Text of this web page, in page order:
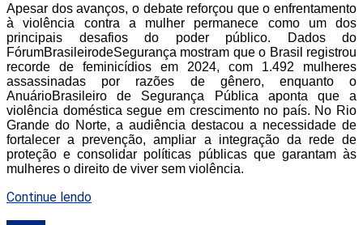
Apesar dos avanços, o debate reforçou que o enfrentamento
à violência contra a mulher permanece como um dos
principais desafios do poder público. Dados do
FórumBrasileirodeSegurança mostram que o Brasil registrou
recorde de feminicídios em 2024, com 1.492 mulheres
assassinadas por razões de gênero, enquanto o
AnuárioBrasileiro de Segurança Pública aponta que a
violência doméstica segue em crescimento no país. No Rio
Grande do Norte, a audiência destacou a necessidade de
fortalecer a prevenção, ampliar a integração da rede de
proteção e consolidar políticas públicas que garantam às
mulheres o direito de viver sem violência.
Continue lendo